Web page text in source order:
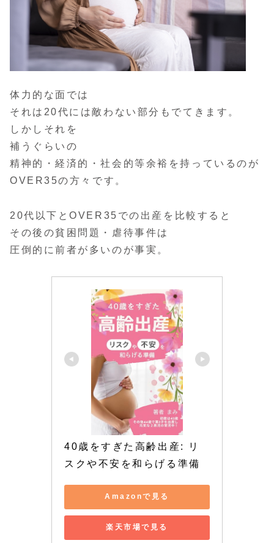
体力的な面では
それは20代には敵わない部分もでてきます。
しかしそれを
補うぐらいの
精神的・経済的・社会的等余裕を持っているのが
OVER35の方々です。
20代以下とOVER35での出産を比較すると
その後の貧困問題・虐待事件は
圧倒的に前者が多いのが事実。
40歳をすぎた高齢出産: リ
スクや不安を和らげる準備
Amazonで見る
楽天市場で見る